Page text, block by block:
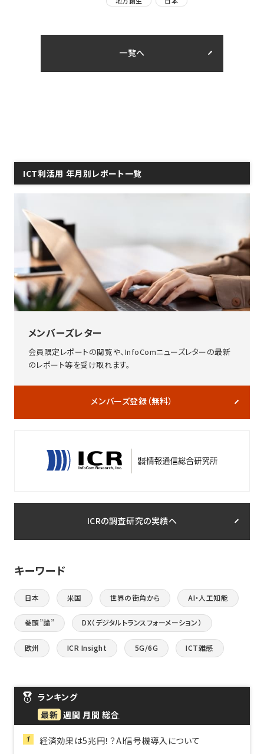
一覧へ
ICT利活用 年月別レポート一覧
メンバーズレター
会員限定レポートの閲覧や、InfoComニューズレターの最新
のレポート等を受け取れます。
メンバーズ登録（無料）
ICRの調査研究の実績へ
キーワード
日本 米国 世界の街角から AI・人工知能
巻頭”論” DX（デジタルトランスフォーメーション）
欧州 ICR Insight 5G/6G ICT雑感
ランキング
最新 週間 月間 総合
経済効果は5兆円！？AI信号機導入について